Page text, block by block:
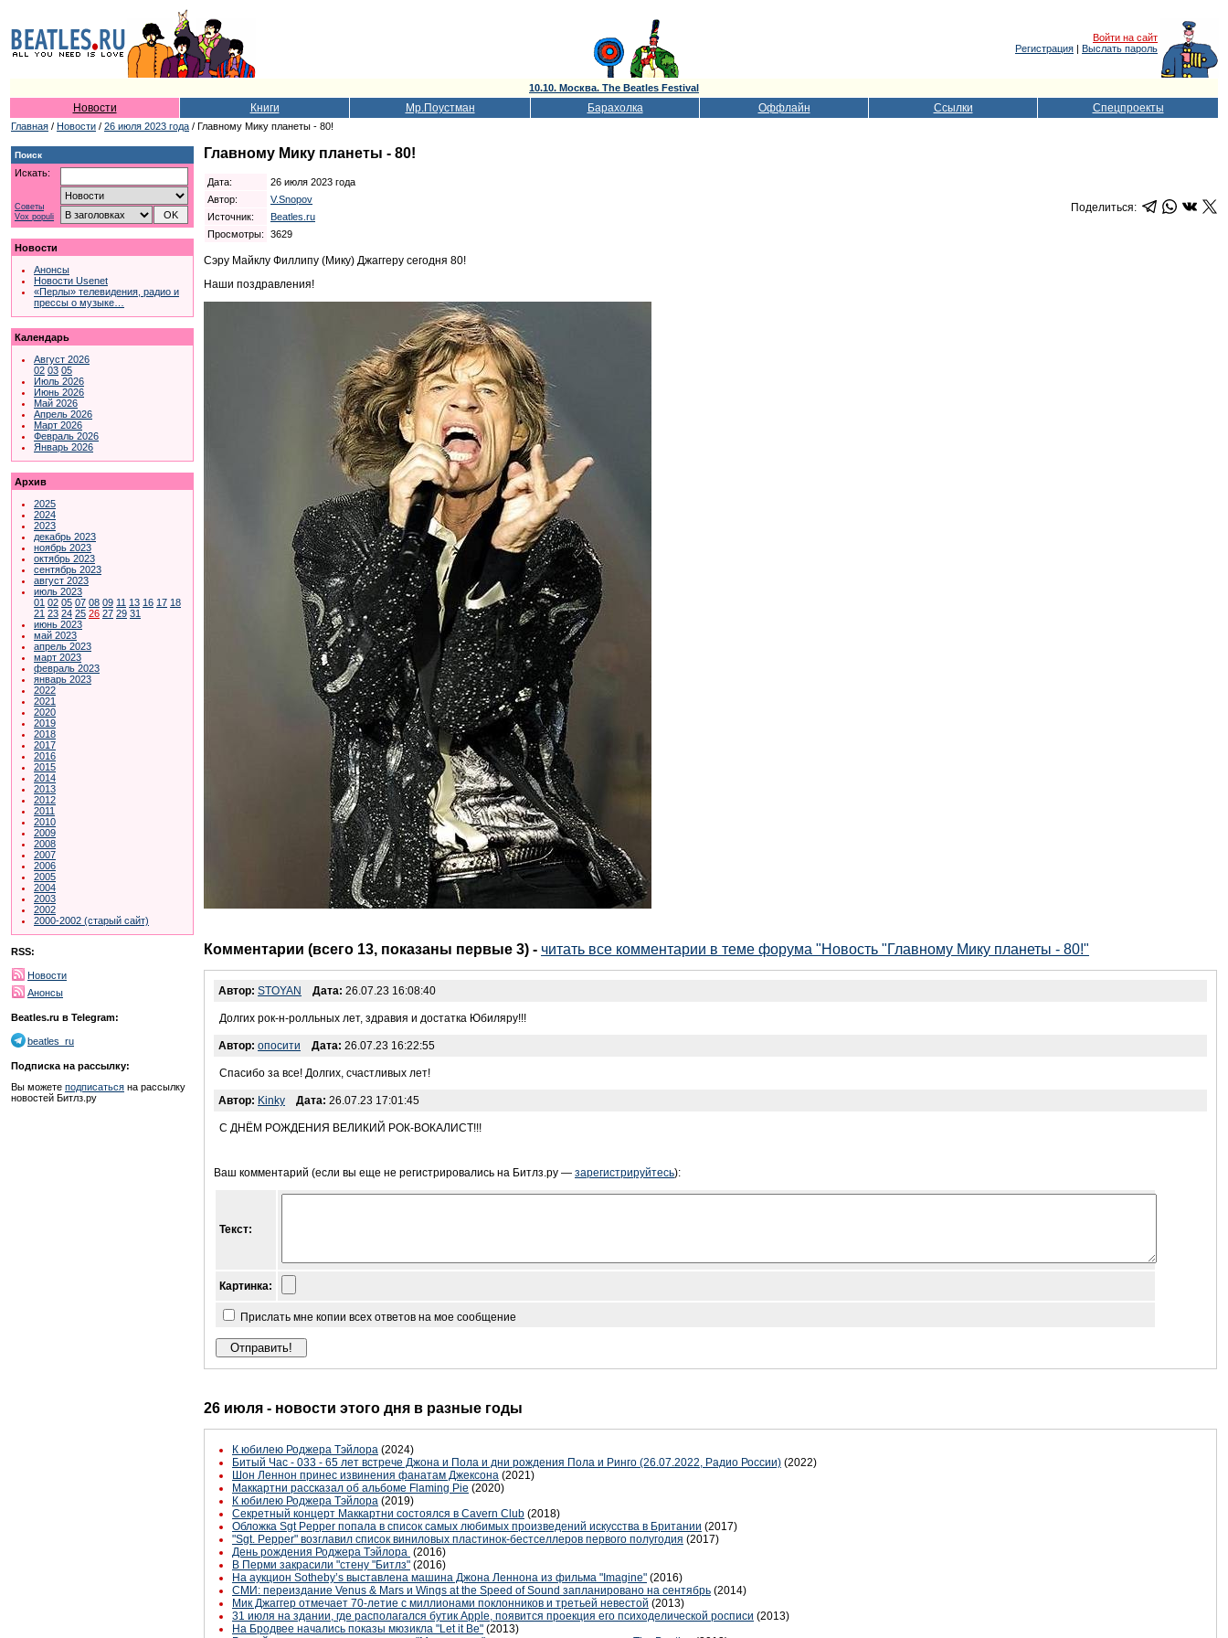
Войти на сайт
Регистрация | Выслать пароль
10.10. Москва. The Beatles Festival
Новости Книги Мр.Поустман Барахолка Оффлайн Ссылки Спецпроекты
Главная / Новости / 26 июля 2023 года / Главному Мику планеты - 80!
Поиск
Искать:
Советы
Vox populi
Новости
Анонсы
Новости Usenet
«Перлы» телевидения, радио и
прессы о музыке…
Календарь
Август 2026
02 03 05
Июль 2026
Июнь 2026
Май 2026
Апрель 2026
Март 2026
Февраль 2026
Январь 2026
Архив
2025
2024
2023
декабрь 2023
ноябрь 2023
октябрь 2023
сентябрь 2023
август 2023
июль 2023
01 02 05 07 08 09 11 13 16 17 18
21 23 24 25 26 27 29 31
июнь 2023
май 2023
апрель 2023
март 2023
февраль 2023
январь 2023
2022
2021
2020
2019
2018
2017
2016
2015
2014
2013
2012
2011
2010
2009
2008
2007
2006
2005
2004
2003
2002
2000-2002 (старый сайт)
RSS:
Новости
Анонсы
Beatles.ru в Telegram:
beatles_ru
Подписка на рассылку:
Вы можете подписаться на рассылку
новостей Битлз.ру
Главному Мику планеты - 80!
Дата:
26 июля 2023 года
Автор:
V.Snopov
Источник:
Beatles.ru
Просмотры:
3629
Поделиться:
Сэру Майклу Филлипу (Мику) Джаггеру сегодня 80!
Наши поздравления!
Комментарии (всего 13, показаны первые 3) - читать все комментарии в теме форума "Новость "Главному Мику планеты - 80!"
Автор: STOYAN Дата: 26.07.23 16:08:40
Долгих рок-н-ролльных лет, здравия и достатка Юбиляру!!!
Автор: опосити Дата: 26.07.23 16:22:55
Спасибо за все! Долгих, счастливых лет!
Автор: Kinky Дата: 26.07.23 17:01:45
С ДНЁМ РОЖДЕНИЯ ВЕЛИКИЙ РОК-ВОКАЛИСТ!!!
Ваш комментарий (если вы еще не регистрировались на Битлз.ру — зарегистрируйтесь):
Текст:
Картинка:
Прислать мне копии всех ответов на мое сообщение
26 июля - новости этого дня в разные годы
К юбилею Роджера Тэйлора (2024)
Битый Час - 033 - 65 лет встрече Джона и Пола и дни рождения Пола и Ринго (26.07.2022, Радио России) (2022)
Шон Леннон принес извинения фанатам Джексона (2021)
Маккартни рассказал об альбоме Flaming Pie (2020)
К юбилею Роджера Тэйлора (2019)
Секретный концерт Маккартни состоялся в Cavern Club (2018)
Обложка Sgt Pepper попала в список самых любимых произведений искусства в Британии (2017)
"Sgt. Pepper" возглавил список виниловых пластинок-бестселлеров первого полугодия (2017)
День рождения Роджера Тэйлора (2016)
В Перми закрасили "стену "Битлз" (2016)
На аукцион Sotheby’s выставлена машина Джона Леннона из фильма "Imagine" (2016)
СМИ: переиздание Venus & Mars и Wings at the Speed of Sound запланировано на сентябрь (2014)
Мик Джаггер отмечает 70-летие с миллионами поклонников и третьей невестой (2013)
31 июля на здании, где располагался бутик Apple, появится проекция его психоделической росписи (2013)
На Бродвее начались показы мюзикла "Let it Be" (2013)